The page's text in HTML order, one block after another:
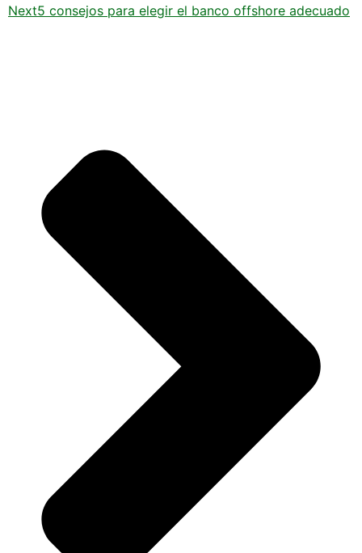
Next5 consejos para elegir el banco offshore adecuado